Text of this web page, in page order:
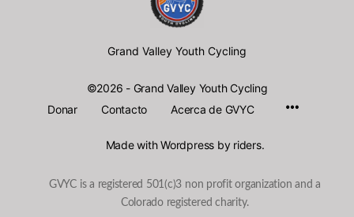
Grand Valley Youth Cycling
©2026 - Grand Valley Youth Cycling
Donar
Contacto Acerca de GVYC
Made with Wordpress by riders.
GVYC is a registered 501(c)3 non profit organization and a
Colorado registered charity.